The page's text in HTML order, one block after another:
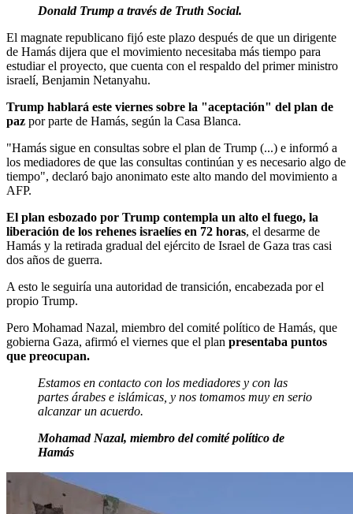
Donald Trump a través de Truth Social.
El magnate republicano fijó este plazo después de que un dirigente
de Hamás dijera que el movimiento necesitaba más tiempo para
estudiar el proyecto, que cuenta con el respaldo del primer ministro
israelí, Benjamin Netanyahu.
Trump hablará este viernes sobre la "aceptación" del plan de
paz por parte de Hamás, según la Casa Blanca.
"Hamás sigue en consultas sobre el plan de Trump (...) e informó a
los mediadores de que las consultas continúan y es necesario algo de
tiempo", declaró bajo anonimato este alto mando del movimiento a
AFP.
El plan esbozado por Trump contempla un alto el fuego, la
liberación de los rehenes israelíes en 72 horas, el desarme de
Hamás y la retirada gradual del ejército de Israel de Gaza tras casi
dos años de guerra.
A esto le seguiría una autoridad de transición, encabezada por el
propio Trump.
Pero Mohamad Nazal, miembro del comité político de Hamás, que
gobierna Gaza, afirmó el viernes que el plan presentaba puntos
que preocupan.
Estamos en contacto con los mediadores y con las
partes árabes e islámicas, y nos tomamos muy en serio
alcanzar un acuerdo.
Mohamad Nazal, miembro del comité político de
Hamás